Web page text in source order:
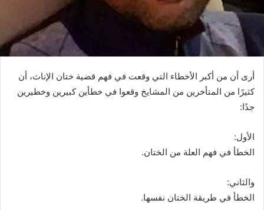
أرى أن من أكبر الأخطاء التي وقعت في فهم قضية ختان الإناث، أن
كثيرًا من المتأخرين من المشايخ وقعوا في خطأين كبيرين وخطيرين
جدًا:
الأول:
الخطأ في فهم العلة من الختان.
والثاني:
الخطأ في طريقة الختان نفسها.